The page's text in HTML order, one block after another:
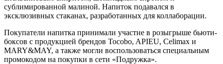
сублимированной малиной. Напиток подавался в
эксклюзивных стаканах, разработанных для коллаборации.
Покупатели напитка принимали участие в розыгрыше бьюти-
боксов с продукцией брендов Tocobo, APIEU, Celimax и
MARY&MAY, а также могли воспользоваться специальным
промокодом на покупки в сети «Подружка».